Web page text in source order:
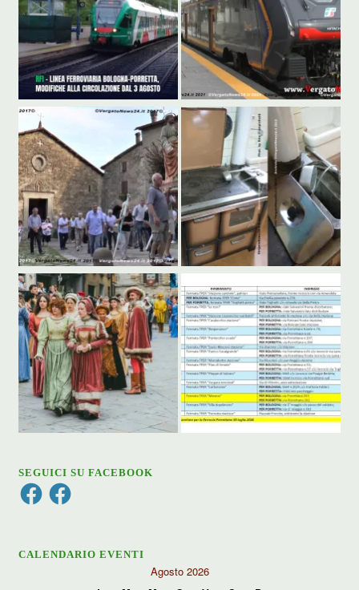
SEGUICI SU FACEBOOK
FacebookFacebook
CALENDARIO EVENTI
Agosto 2026